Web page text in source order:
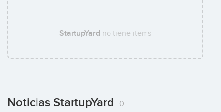
StartupYard no tiene items
Noticias StartupYard 0